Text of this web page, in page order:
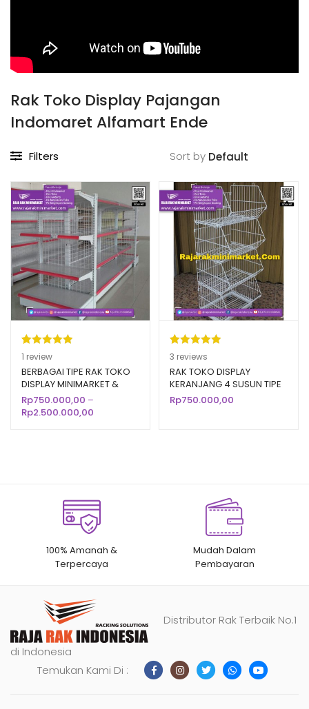
Rak Toko Display Pajangan
Indomaret Alfamart Ende
Filters Sort by
Peringkat
5.00dari 5
berdasarka
n
1
penilaian
pelanggan
1 review
BERBAGAI TIPE RAK TOKO
DISPLAY MINIMARKET &
SUPERMARKET
Rp750.000,00 –
Rp2.500.000,00
Peringkat
5.00 dari 5
berdasarka
n
3
penilaian
3 reviews
RAK TOKO DISPLAY
KERANJANG 4 SUSUN TIPE
RKS50
Rp750.000,00
100% Amanah &
Terpercaya
Mudah Dalam
Pembayaran
Distributor Rak Terbaik No.1
di Indonesia
Temukan Kami Di :